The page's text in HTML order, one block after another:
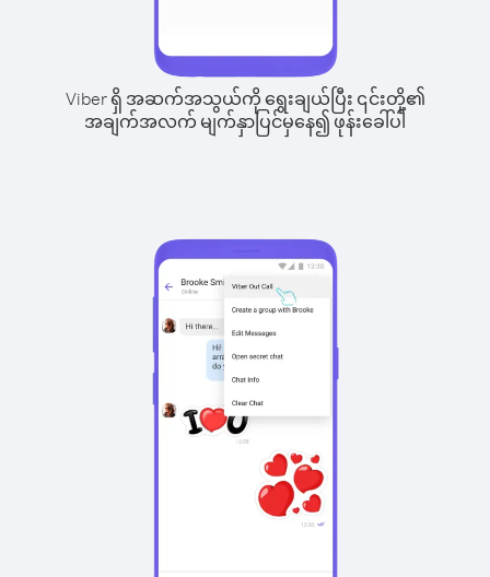
Viber ရှိ အဆက်အသွယ်ကို ရွေးချယ်ပြီး ၎င်းတို့၏
အချက်အလက် မျက်နှာပြင်မှနေ၍ ဖုန်းခေါ်ပါ